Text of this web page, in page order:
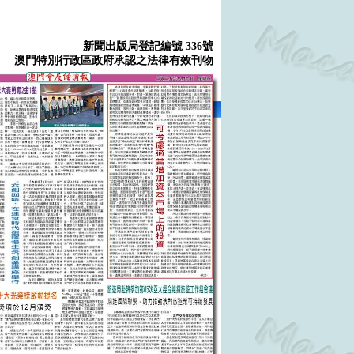
新聞出版局登記編號 336號
澳門特別行政區政府承認之法律有效刊物